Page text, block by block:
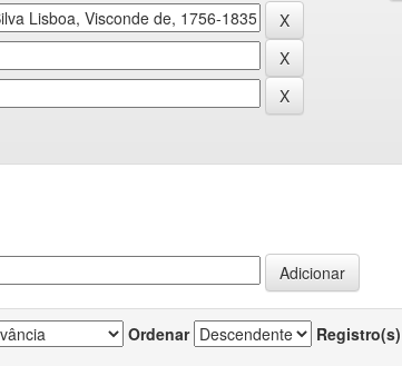
Ordenar Registro(s)